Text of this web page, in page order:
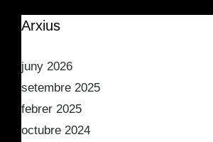
Arxius
juny 2026
setembre 2025
febrer 2025
octubre 2024